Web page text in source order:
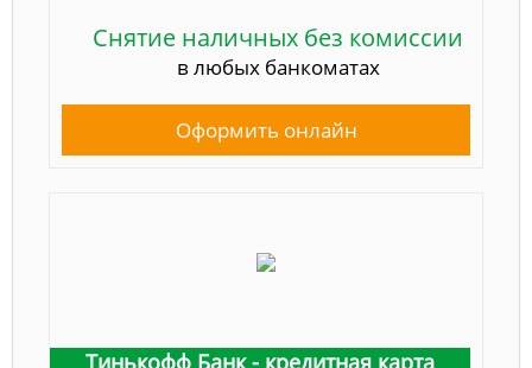
Снятие наличных без комиссии
в любых банкоматах
Оформить онлайн
Тинькофф Банк - кредитная карта